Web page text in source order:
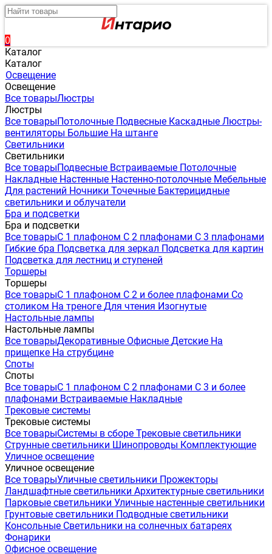
0
Каталог
Каталог
Освещение
Освещение
Все товарыЛюстры
Люстры
Все товарыПотолочные Подвесные Каскадные Люстры-
вентиляторы Большие На штанге
Светильники
Светильники
Все товарыПодвесные Встраиваемые Потолочные
Накладные Настенные Настенно-потолочные Мебельные
Для растений Ночники Точечные Бактерицидные
светильники и облучатели
Бра и подсветки
Бра и подсветки
Все товарыС 1 плафоном С 2 плафонами С 3 плафонами
Гибкие бра Подсветка для зеркал Подсветка для картин
Подсветка для лестниц и ступеней
Торшеры
Торшеры
Все товарыС 1 плафоном С 2 и более плафонами Со
столиком На треноге Для чтения Изогнутые
Настольные лампы
Настольные лампы
Все товарыДекоративные Офисные Детские На
прищепке На струбцине
Споты
Споты
Все товарыС 1 плафоном С 2 плафонами С 3 и более
плафонами Встраиваемые Накладные
Трековые системы
Трековые системы
Все товарыСистемы в сборе Трековые светильники
Струнные светильники Шинопроводы Комплектующие
Уличное освещение
Уличное освещение
Все товарыУличные светильники Прожекторы
Ландшафтные светильники Архитектурные светильники
Парковые светильники Уличные настенные светильники
Грунтовые светильники Подводные светильники
Консольные Светильники на солнечных батареях
Фонарики
Офисное освещение